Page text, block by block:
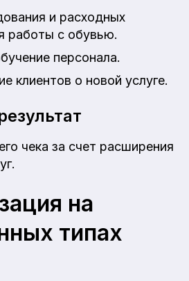
и расходных
работы с обувью.
персонала.
клиентов о новой услуге.
чека за счет расширения
на
типах